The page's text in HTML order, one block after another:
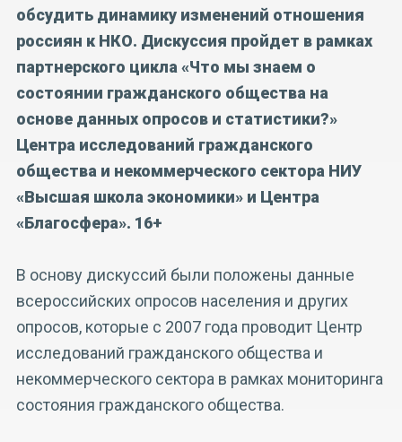
обсудить динамику изменений отношения
россиян к НКО. Дискуссия пройдет в рамках
партнерского цикла «Что мы знаем о
состоянии гражданского общества на
основе данных опросов и статистики?»
Центра исследований гражданского
общества и некоммерческого сектора НИУ
«Высшая школа экономики» и Центра
«Благосфера». 16+
В основу дискуссий были положены данные
всероссийских опросов населения и других
опросов, которые с 2007 года проводит Центр
исследований гражданского общества и
некоммерческого сектора в рамках мониторинга
состояния гражданского общества.